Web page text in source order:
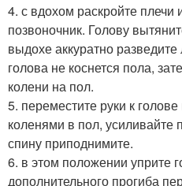
4. с вдохом раскройте плечи
позвоночник. Голову
выдохе аккуратно разведите
голова не коснется пола,
колени на пол.
5. переместите руки к
коленями в пол, усиливайте
спину приподнимите.
6. в этом положении уприте
дополнительного прогиба